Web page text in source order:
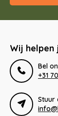
Wij
Bel
+31
Stuur